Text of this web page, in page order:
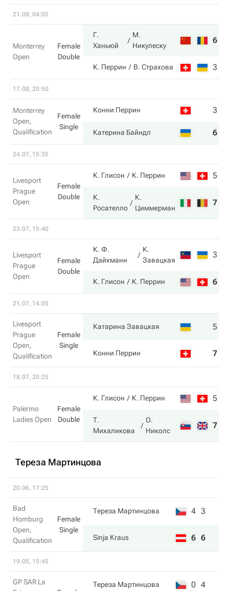
21.08, 04:05
Monterrey
Open
Female
Double
Г.
Ханьюй
М.
Никулеску
6
К. Перрин В. Страхова 3
17.08, 20:50
Monterrey
Open,
Qualification
Female
Single
Конни Перрин 3
Катерина Байндл 6
24.07, 15:35
Livesport
Prague
Open
Female
Double
К. Глисон К. Перрин 5
К.
Росателло
К.
Циммерман
7
23.07, 15:40
Livesport
Prague
Open
Female
Double
К. Ф.
Дайхманн
К.
Завацкая
3
К. Глисон К. Перрин 6
21.07, 14:05
Livesport
Prague
Open,
Qualification
Female
Single
Катарина Завацкая 5
Конни Перрин 7
18.07, 20:25
Palermo
Ladies Open
Female
Double
К. Глисон К. Перрин 5
Т.
Михаликова
О.
Николс
7
Тереза Мартинцова
20.06, 17:25
Bad
Homburg
Open,
Qualification
Female
Single
Тереза Мартинцова 4 3
Sinja Kraus 6 6
19.05, 15:45
GP SAR La
Тереза Мартинцова 0 4